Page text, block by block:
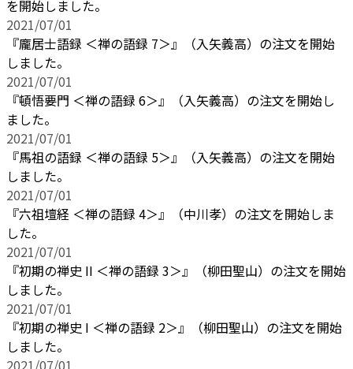
を開始しました。
2021/07/01
『龐居士語録 ＜禅の語録 7＞』（入矢義高）の注文を開始
しました。
2021/07/01
『頓悟要門 ＜禅の語録 6＞』（入矢義高）の注文を開始し
ました。
2021/07/01
『馬祖の語録 ＜禅の語録 5＞』（入矢義高）の注文を開始
しました。
2021/07/01
『六祖壇経 ＜禅の語録 4＞』（中川孝）の注文を開始しま
した。
2021/07/01
『初期の禅史 II ＜禅の語録 3＞』（柳田聖山）の注文を開始
しました。
2021/07/01
『初期の禅史 I ＜禅の語録 2＞』（柳田聖山）の注文を開始
しました。
2021/07/01